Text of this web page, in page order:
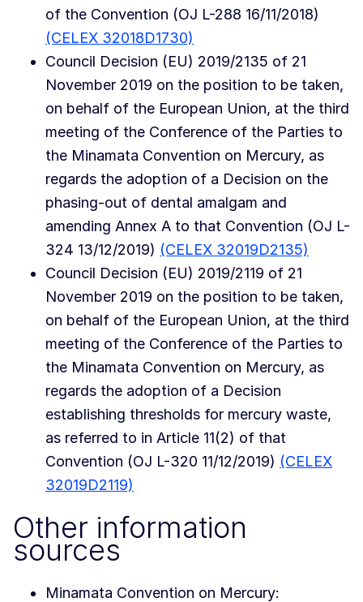
of the Convention (OJ L-288 16/11/2018)
(CELEX 32018D1730)
Council Decision (EU) 2019/2135 of 21
November 2019 on the position to be taken,
on behalf of the European Union, at the third
meeting of the Conference of the Parties to
the Minamata Convention on Mercury, as
regards the adoption of a Decision on the
phasing-out of dental amalgam and
amending Annex A to that Convention (OJ L-
324 13/12/2019) (CELEX 32019D2135)
Council Decision (EU) 2019/2119 of 21
November 2019 on the position to be taken,
on behalf of the European Union, at the third
meeting of the Conference of the Parties to
the Minamata Convention on Mercury, as
regards the adoption of a Decision
establishing thresholds for mercury waste,
as referred to in Article 11(2) of that
Convention (OJ L-320 11/12/2019) (CELEX
32019D2119)
Other information
sources
Minamata Convention on Mercury: